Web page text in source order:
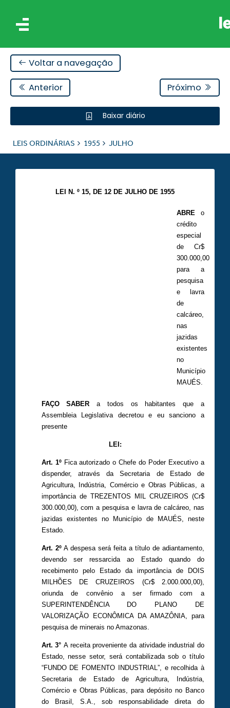
Voltar a navegação
Anterior Próximo
Baixar diário
LEIS ORDINÁRIAS 1955 JULHO
LEI N. º 15, DE 12 DE JULHO DE 1955
ABRE o
crédito
especial
de Cr$
300.000,00
para a
pesquisa
e lavra
de
calcáreo,
nas
jazidas
existentes
no
Município
MAUÉS.
FAÇO SABER a todos os habitantes que a
Assembleia Legislativa decretou e eu sanciono a
presente
LEI:
Art. 1ºFica autorizado o Chefe do Poder Executivo a
dispender, através da Secretaria de Estado de
Agricultura, Indústria, Comércio e Obras Públicas, a
importância de TREZENTOS MIL CRUZEIROS (Cr$
300.000,00), com a pesquisa e lavra de calcáreo, nas
jazidas existentes no Município de MAUÉS, neste
Estado.
Art. 2ºA despesa será feita a título de adiantamento,
devendo ser ressarcida ao Estado quando do
recebimento pelo Estado da importância de DOIS
MILHÕES DE CRUZEIROS (Cr$ 2.000.000,00),
oriunda de convênio a ser firmado com a
SUPERINTENDÊNCIA DO PLANO DE
VALORIZAÇÃO ECONÔMICA DA AMAZÔNIA, para
pesquisa de minerais no Amazonas.
Art. 3°A receita proveniente da atividade industrial do
Estado, nesse setor, será contabilizada sob o título
“FUNDO DE FOMENTO INDUSTRIAL”, e recolhida à
Secretaria de Estado de Agricultura, Indústria,
Comércio e Obras Públicas, para depósito no Banco
do Brasil, S.A., sob responsabilidade direta do